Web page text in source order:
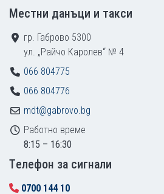
Местни данъци и такси
гр. Габрово 5300
ул. „Райчо Каролев“ № 4
066 804775
066 804776
mdt@gabrovo.bg
Работно време
8:15 – 16:30
Tелефон за сигнали
0700 144 10